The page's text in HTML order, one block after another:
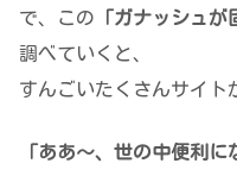
で、この 「ガナッシュが
調べていくと、
すんごいたくさんサイト
「ああ～、世の中便利